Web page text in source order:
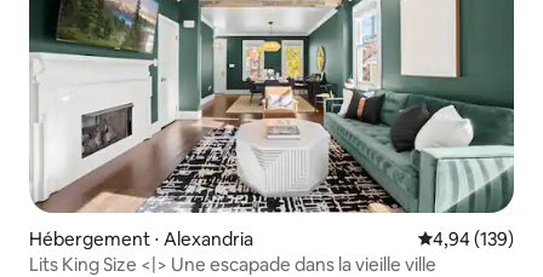
Hébergement ⋅ Alexandria Évaluation
4,94 (139)
Lits King Size <|> Une escapade dans la vieille ville